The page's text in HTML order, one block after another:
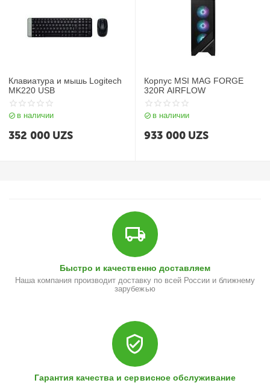
Клавиатура и мышь Logitech
MK220 USB
в наличии
352 000 UZS
Корпус MSI MAG FORGE
320R AIRFLOW
в наличии
933 000 UZS
Быстро и качественно доставляем
Наша компания производит доставку по всей России и ближнему
зарубежью
Гарантия качества и сервисное обслуживание